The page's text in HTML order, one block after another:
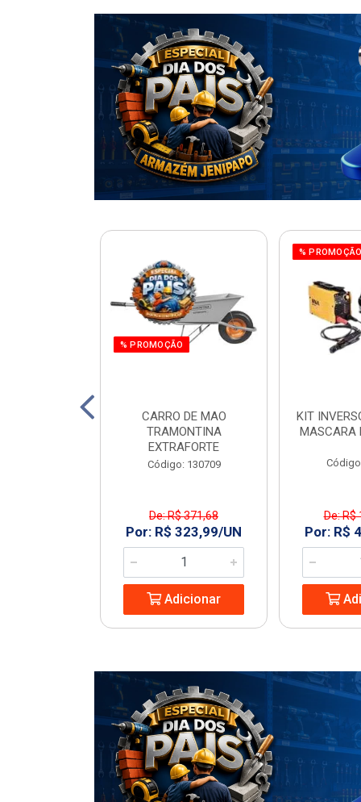
% PROMOÇÃO
CARRO DE MAO
TRAMONTINA
EXTRAFORTE
Código: 130709
De: R$ 371,68
Por: R$ 323,99/UN
Adicionar
%
KIT
MASCARA
De: R$
Por: R$